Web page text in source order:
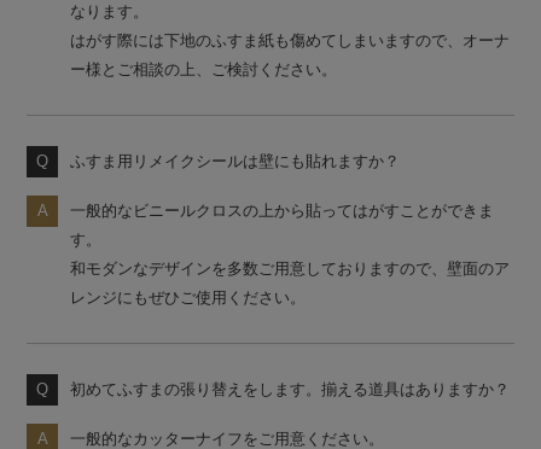
なります。
はがす際には下地のふすま紙も傷めてしまいますので、オーナ
ー様とご相談の上、ご検討ください。
ふすま用リメイクシールは壁にも貼れますか？
一般的なビニールクロスの上から貼ってはがすことができま
す。
和モダンなデザインを多数ご用意しておりますので、壁面のア
レンジにもぜひご使用ください。
初めてふすまの張り替えをします。揃える道具はありますか？
一般的なカッターナイフをご用意ください。